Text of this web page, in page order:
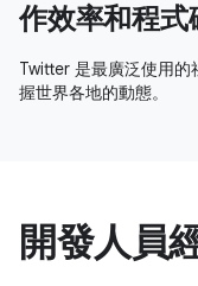
作效率和程式
Twitter 是最廣泛使用
握世界各地的動態。
開發人員